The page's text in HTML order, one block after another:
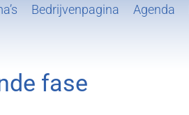
Bedrijvenpagina Agenda
fase